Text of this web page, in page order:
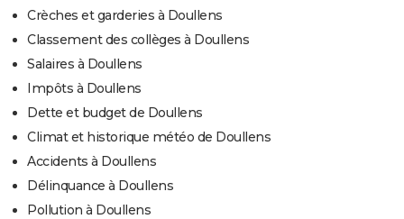
Crèches et garderies à Doullens
Classement des collèges à Doullens
Salaires à Doullens
Impôts à Doullens
Dette et budget de Doullens
Climat et historique météo de Doullens
Accidents à Doullens
Délinquance à Doullens
Pollution à Doullens